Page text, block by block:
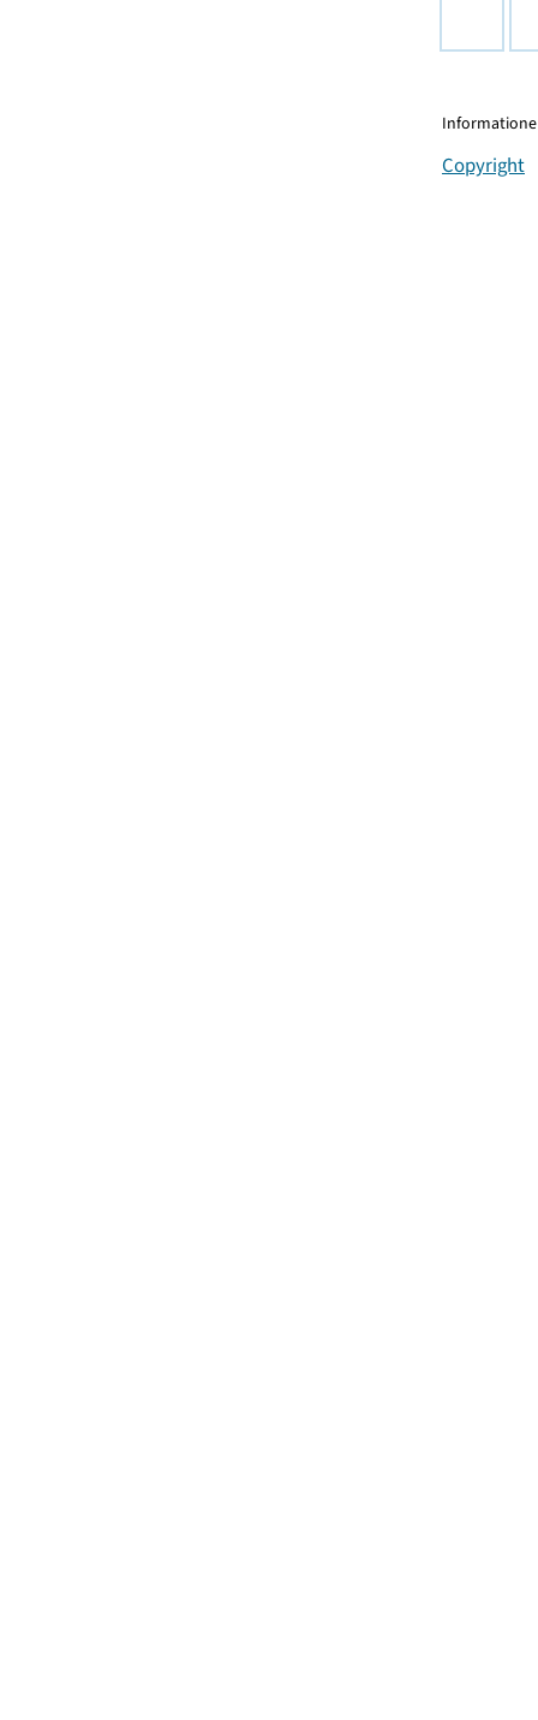
Copyright